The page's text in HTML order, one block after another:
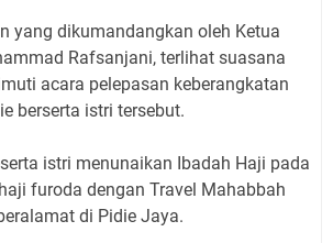
yang dikumandangkan oleh Ketua
Rafsanjani, terlihat suasana
acara pelepasan keberangkatan
berserta istri tersebut.
istri menunaikan Ibadah Haji pada
furoda dengan Travel Mahabbah
di Pidie Jaya.